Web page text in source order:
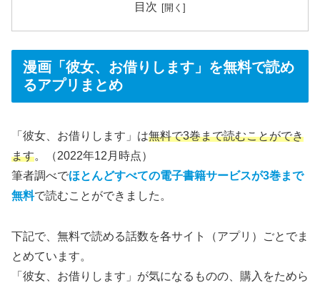
目次
漫画「彼女、お借りします」を無料で読め
るアプリまとめ
「彼女、お借りします」は無料で3巻まで読むことができ
ます。（2022年12月時点）
筆者調べでほとんどすべての電子書籍サービスが3巻まで
無料で読むことができました。
下記で、無料で読める話数を各サイト（アプリ）ごとでま
とめています。
「彼女、お借りします」が気になるものの、購入をためら